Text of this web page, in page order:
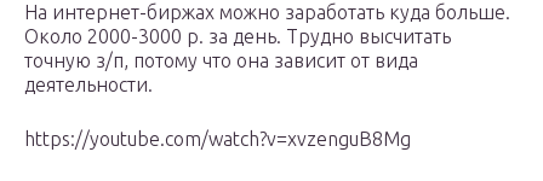
На интернет-биржах можно заработать куда больше.
Около 2000-3000 р. за день. Трудно высчитать
точную з/п, потому что она зависит от вида
деятельности.
https://youtube.com/watch?v=xvzenguB8Mg